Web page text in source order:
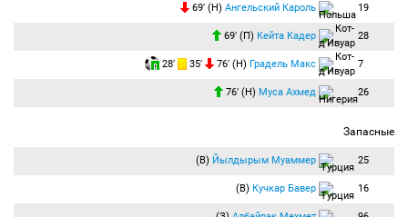
69′ (Н) Ангельский Кароль 19
69′ (П) Кейта Кадер 28
28′ 35′ 76′ (Н) Градель Макс 7
76′ (Н) Муса Ахмед 26
Запасные
(В) Йылдырым Муаммер 25
(В) Кучкар Бавер 16